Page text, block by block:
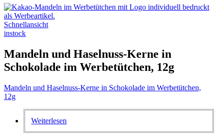
Schnellansicht
instock
Mandeln und Haselnuss-Kerne in
Schokolade im Werbetütchen, 12g
Mandeln und Haselnuss-Kerne in Schokolade im Werbetütchen,
12g
Weiterlesen